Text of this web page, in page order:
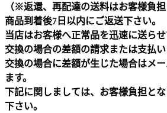
（※返還、再配達の送料はお客様負担
商品到着後7日以内にご返送下さい。
当店はお客様へ正常品を迅速に送ら
交換の場合の差額の請求または支払
交換の場合に差額が生じた場合はメ
ます。
下記に関しましては、お客様負担と
下さい。